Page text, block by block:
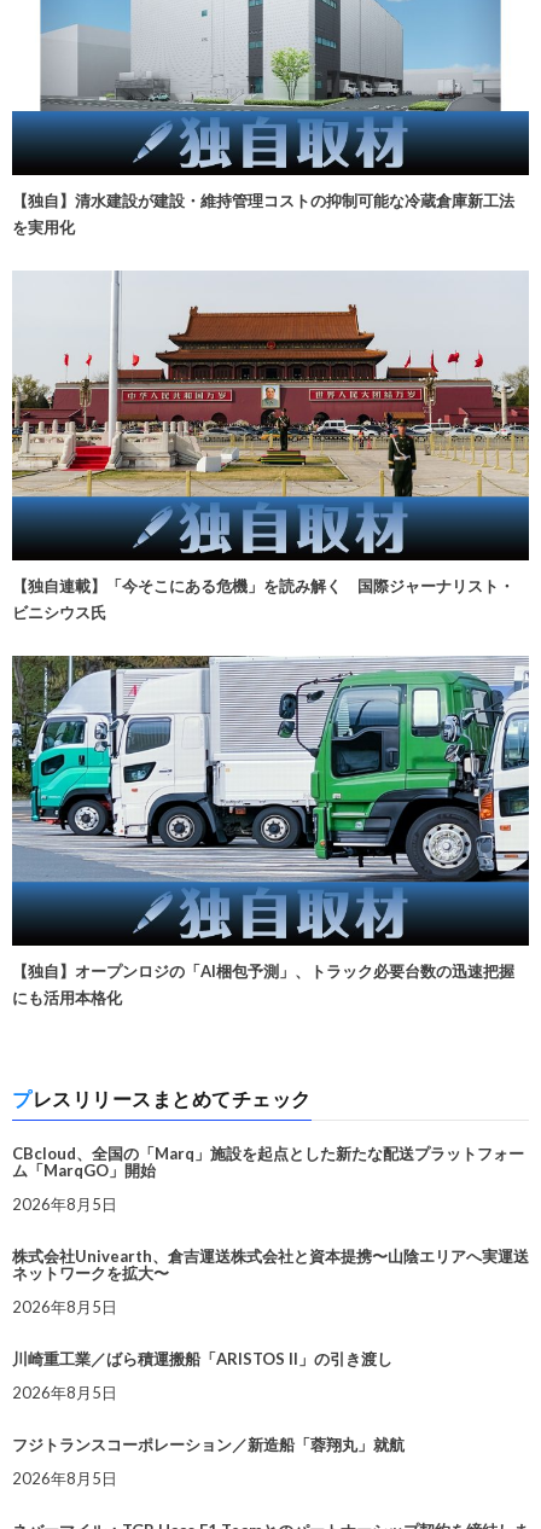
【独自】清水建設が建設・維持管理コストの抑制可能な冷蔵倉庫新工法
を実用化
【独自連載】「今そこにある危機」を読み解く 国際ジャーナリスト・
ビニシウス氏
【独自】オープンロジの「AI梱包予測」、トラック必要台数の迅速把握
にも活用本格化
プレスリリースまとめてチェック
CBcloud、全国の「Marq」施設を起点とした新たな配送プラットフォー
ム「MarqGO」開始
2026年8月5日
株式会社Univearth、倉吉運送株式会社と資本提携〜山陰エリアへ実運送
ネットワークを拡大〜
2026年8月5日
川崎重工業／ばら積運搬船「ARISTOS II」の引き渡し
2026年8月5日
フジトランスコーポレーション／新造船「蓉翔丸」就航
2026年8月5日